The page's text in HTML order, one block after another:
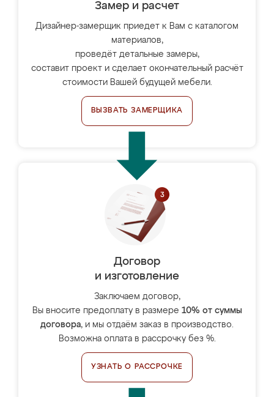
Замер и расчет
Дизайнер-замерщик приедет к Вам с каталогом
материалов,
проведёт детальные замеры,
составит проект и сделает окончательный расчёт
стоимости Вашей будущей мебели.
ВЫЗВАТЬ ЗАМЕРЩИКА
Договор
и изготовление
Заключаем договор,
Вы вносите предоплату в размере 10% от суммы
договора, и мы отдаём заказ в производство.
Возможна оплата в рассрочку без %.
УЗНАТЬ О РАССРОЧКЕ